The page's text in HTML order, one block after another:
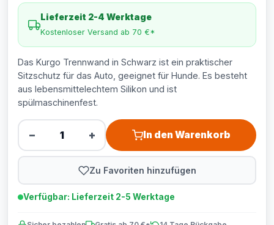
Lieferzeit 2-4 Werktage
Kostenloser Versand ab 70 €*
Das Kurgo Trennwand in Schwarz ist ein praktischer
Sitzschutz für das Auto, geeignet für Hunde. Es besteht
aus lebensmittelechtem Silikon und ist
spülmaschinenfest.
− + In den Warenkorb
Zu Favoriten hinzufügen
Verfügbar: Lieferzeit 2-5 Werktage